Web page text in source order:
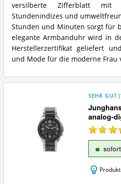
versilberte Zifferblatt mit
Stundenindizes und
Stunden und Minuten sorgt für
elegante Armbanduhr wird in
Herstellerzertifikat geliefert
und Mode für die moderne Frau
analog-
SEHR GUT (